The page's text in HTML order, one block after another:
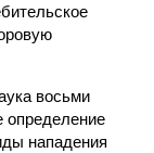
восьми
определение
нападения